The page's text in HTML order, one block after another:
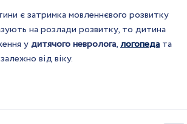
є затримка мовленнєвого розвитку
на розлади розвитку, то дитина
у дитячого невролога, логопеда та
від віку.